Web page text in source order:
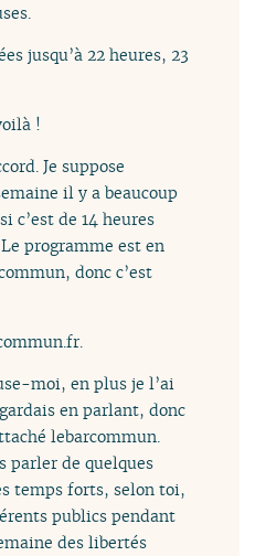
jusqu’à 22 heures, 23
!
Je suppose
il y a beaucoup
c’est de 14 heures
programme est en
donc c’est
moi, en plus je l’ai
en parlant, donc
lebarcommun.
parler de quelques
temps forts, selon toi,
publics pendant
des libertés